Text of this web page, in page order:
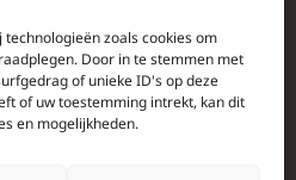
zoals cookies om
Door in te stemmen met
of unieke ID's op deze
of uw toestemming intrekt, kan dit
en mogelijkheden.